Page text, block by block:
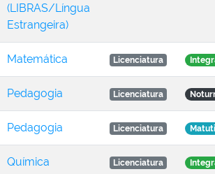
(LIBRAS/Língua
Estrangeira)
Matemática Licenciatura
Pedagogia Licenciatura
Pedagogia Licenciatura
Química Licenciatura